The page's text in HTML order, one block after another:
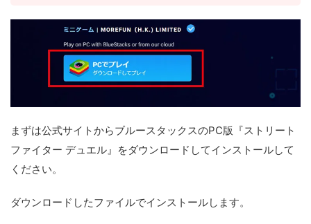
まずは公式サイトからブルースタックスのPC版『ストリート
ファイター デュエル』をダウンロードしてインストールして
ください。
ダウンロードしたファイルでインストールします。